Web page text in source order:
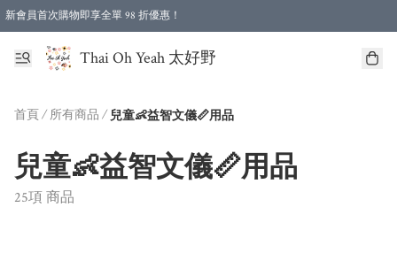
新會員首次購物即享全單 98 折優惠！
特選會員可享全單低至 96 折優惠！
Thai Oh Yeah 太好野
首頁/ 所有商品 / 兒童👶益智文儀📏用品
兒童👶益智文儀📏用品
25項 商品